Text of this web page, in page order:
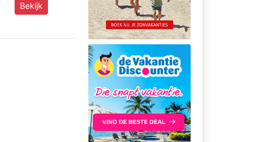
Bekijk